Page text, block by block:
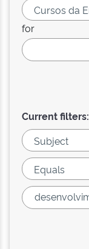
for
Current filters: